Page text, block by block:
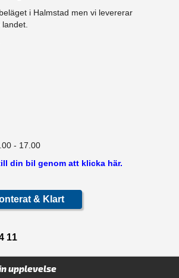
i Halmstad men vi levererar
- 17.00
din bil genom att klicka här.
& Klart
11
upplevelse